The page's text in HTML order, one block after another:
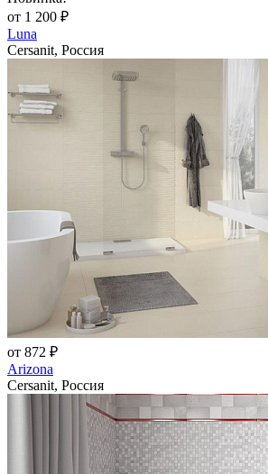
от 1 200 ₽
Luna
Cersanit, Россия
от 872 ₽
Arizona
Cersanit, Россия